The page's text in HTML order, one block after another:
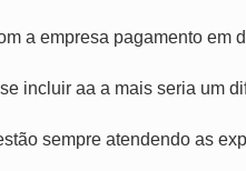
Benefícios
empresa
a empresa pagamento em
incluir aa a mais seria um
sempre atendendo as